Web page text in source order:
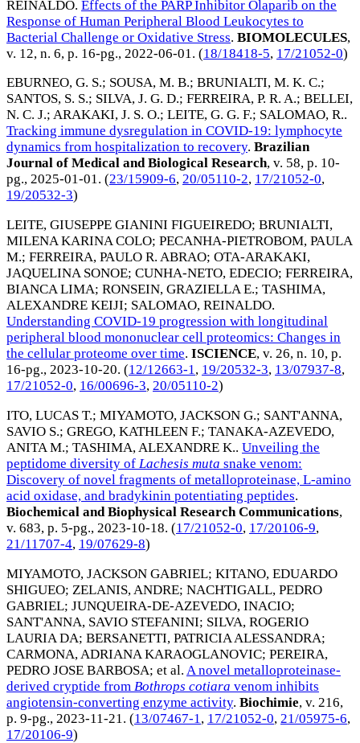
REINALDO. Effects of the PARP Inhibitor Olaparib on the
Response of Human Peripheral Blood Leukocytes to
Bacterial Challenge or Oxidative Stress. BIOMOLECULES,
v. 12, n. 6, p. 16-pg., 2022-06-01 . (18/18418-5, 17/21052-0)
EBURNEO, G. S.; SOUSA, M. B.; BRUNIALTI, M. K. C.;
SANTOS, S. S.; SILVA, J. G. D.; FERREIRA, P. R. A.; BELLEI,
N. C. J.; ARAKAKI, J. S. O.; LEITE, G. G. F.; SALOMAO, R..
Tracking immune dysregulation in COVID-19: lymphocyte
dynamics from hospitalization to recovery. Brazilian
Journal of Medical and Biological Research, v. 58, p. 10-
pg., 2025-01-01. (23/15909-6, 20/05110-2, 17/21052-0,
19/20532-3)
LEITE, GIUSEPPE GIANINI FIGUEIREDO; BRUNIALTI,
MILENA KARINA COLO; PECANHA-PIETROBOM, PAULA
M.; FERREIRA, PAULO R. ABRAO; OTA-ARAKAKI,
JAQUELINA SONOE; CUNHA-NETO, EDECIO; FERREIRA,
BIANCA LIMA; RONSEIN, GRAZIELLA E.; TASHIMA,
ALEXANDRE KEIJI; SALOMAO, REINALDO.
Understanding COVID-19 progression with longitudinal
peripheral blood mononuclear cell proteomics: Changes in
the cellular proteome over time. ISCIENCE, v. 26, n. 10, p.
16-pg., 2023-10-20. (12/12663-1, 19/20532-3, 13/07937-8,
17/21052-0, 16/00696-3, 20/05110-2)
ITO, LUCAS T.; MIYAMOTO, JACKSON G.; SANT'ANNA,
SAVIO S.; GREGO, KATHLEEN F.; TANAKA-AZEVEDO,
ANITA M.; TASHIMA, ALEXANDRE K.. Unveiling the
peptidome diversity of Lachesis muta snake venom:
Discovery of novel fragments of metalloproteinase, L-amino
acid oxidase, and bradykinin potentiating peptides.
Biochemical and Biophysical Research Communications,
v. 683, p. 5-pg., 2023-10-18. (17/21052-0, 17/20106-9,
21/11707-4, 19/07629-8)
MIYAMOTO, JACKSON GABRIEL; KITANO, EDUARDO
SHIGUEO; ZELANIS, ANDRE; NACHTIGALL, PEDRO
GABRIEL; JUNQUEIRA-DE-AZEVEDO, INACIO;
SANT'ANNA, SAVIO STEFANINI; SILVA, ROGERIO
LAURIA DA; BERSANETTI, PATRICIA ALESSANDRA;
CARMONA, ADRIANA KARAOGLANOVIC; PEREIRA,
PEDRO JOSE BARBOSA; et al. A novel metalloproteinase-
derived cryptide from Bothrops cotiara venom inhibits
angiotensin-converting enzyme activity. Biochimie, v. 216,
p. 9-pg., 2023-11-21 . (13/07467-1 , 17/21052-0, 21/05975-6,
17/20106-9)